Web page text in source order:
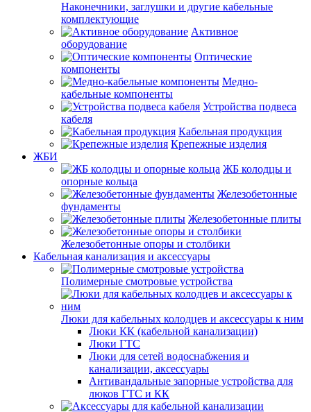
Наконечники, заглушки и другие кабельные
комплектующие
Активное
оборудование
Оптические
компоненты
Медно-
кабельные компоненты
Устройства подвеса
кабеля
Кабельная продукция
Крепежные изделия
ЖБИ
ЖБ колодцы и
опорные кольца
Железобетонные
фундаменты
Железобетонные плиты
Железобетонные опоры и столбики
Кабельная канализация и аксессуары
Полимерные смотровые устройства
Люки для кабельных колодцев и аксессуары к ним
Люки КК (кабельной канализации)
Люки ГТС
Люки для сетей водоснабжения и
канализации, аксессуары
Антивандальные запорные устройства для
люков ГТС и КК